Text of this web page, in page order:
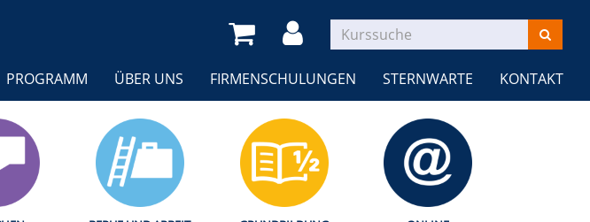
PROGRAMM ÜBER UNS FIRMENSCHULUNGEN STERNWARTE KONTAKT